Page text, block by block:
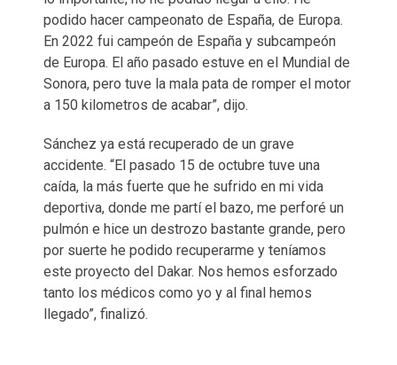
podido hacer campeonato de España, de Europa.
En 2022 fui campeón de España y subcampeón
de Europa. El año pasado estuve en el Mundial de
Sonora, pero tuve la mala pata de romper el motor
a 150 kilometros de acabar”, dijo.
Sánchez ya está recuperado de un grave
accidente. “El pasado 15 de octubre tuve una
caída, la más fuerte que he sufrido en mi vida
deportiva, donde me partí el bazo, me perforé un
pulmón e hice un destrozo bastante grande, pero
por suerte he podido recuperarme y teníamos
este proyecto del Dakar. Nos hemos esforzado
tanto los médicos como yo y al final hemos
llegado”, finalizó.